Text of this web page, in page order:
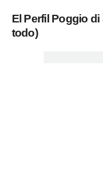
El Perfil Poggio
todo)